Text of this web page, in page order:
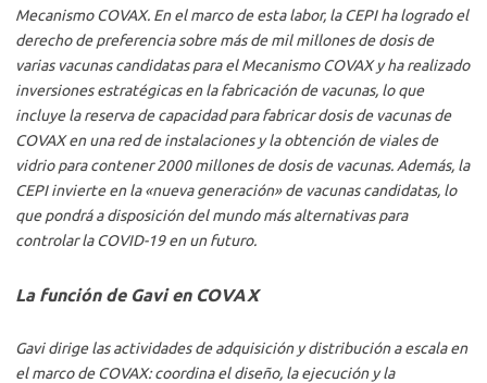
Mecanismo COVAX. En el marco de esta labor, la CEPI ha logrado el
derecho de preferencia sobre más de mil millones de dosis de
varias vacunas candidatas para el Mecanismo COVAX y ha realizado
inversiones estratégicas en la fabricación de vacunas, lo que
incluye la reserva de capacidad para fabricar dosis de vacunas de
COVAX en una red de instalaciones y la obtención de viales de
vidrio para contener 2000 millones de dosis de vacunas. Además, la
CEPI invierte en la «nueva generación» de vacunas candidatas, lo
que pondrá a disposición del mundo más alternativas para
controlar la COVID-19 en un futuro.
La función de Gavi en COVAX
Gavi dirige las actividades de adquisición y distribución a escala en
el marco de COVAX: coordina el diseño, la ejecución y la